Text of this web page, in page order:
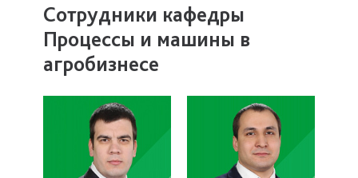
Сотрудники кафедры
Процессы и машины в
агробизнесе